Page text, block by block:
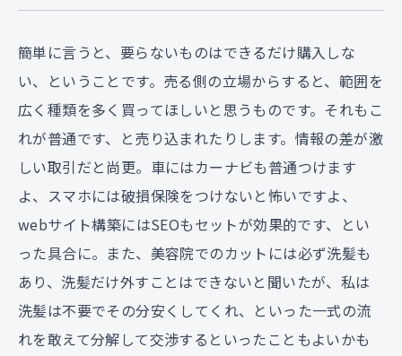
簡単に言うと、要らないものはできるだけ購入しな
い、ということです。売る側の立場からすると、範囲を
広く種類を多く買ってほしいと思うものです。それもこ
れが普通です、と売り込まれたりします。情報の差が激
しい取引だと尚更。車にはカーナビも普通つけます
よ、スマホには破損保険をつけないと怖いですよ、
webサイト構築にはSEOもセットが効果的です、とい
った具合に。また、美容院でのカットには必ず洗髪も
あり、洗髪だけ外すことはできないと聞いたが、私は
洗髪は不要でその分安くしてくれ、といった一式の流
れを敢えて分解して交渉するといったこともよいかも